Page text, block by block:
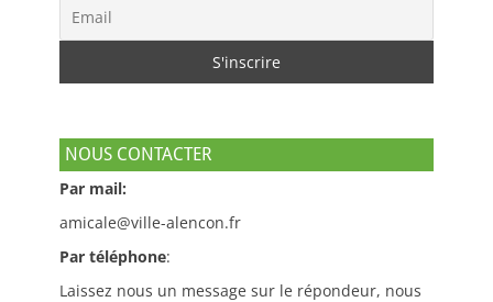
NOUS CONTACTER
Par mail:
amicale@ville-alencon.fr
Par téléphone:
Laissez nous un message sur le répondeur, nous